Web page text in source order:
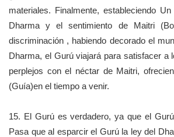
materiales. Finalmente, estableciendo
Dharma y el sentimiento de Maitri
discriminación , habiendo decorado el
Dharma, el Gurú viajará para satisfacer a
perplejos con el néctar de Maitri,
(Guía)en el tiempo a venir.
15. El Gurú es verdadero, ya que el
Pasa que al esparcir el Gurú la ley del